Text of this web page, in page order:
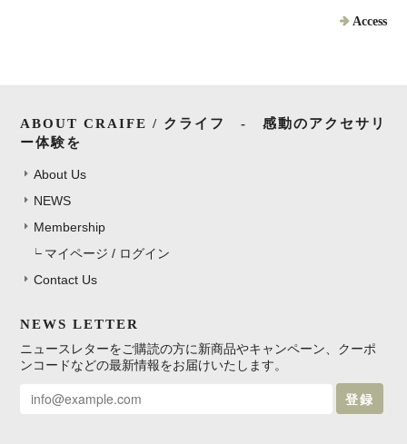
Access
ABOUT CRAIFE / クライフ - 感動のアクセサリ
ー体験を
About Us
NEWS
Membership
マイページ / ログイン
Contact Us
NEWS LETTER
ニュースレターをご購読の方に新商品やキャンペーン、クーポ
ンコードなどの最新情報をお届けいたします。
登録